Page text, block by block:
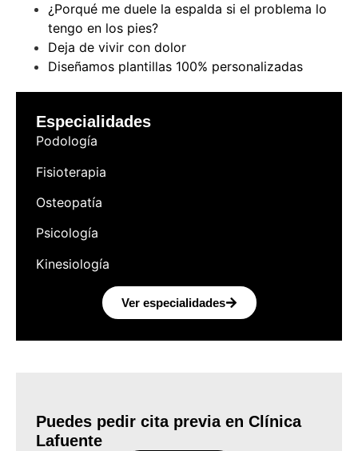
¿Porqué me duele la espalda si el problema lo
tengo en los pies?
Deja de vivir con dolor
Diseñamos plantillas 100% personalizadas
Especialidades
Podología
Fisioterapia
Osteopatía
Psicología
Kinesiología
Ver especialidades
Puedes pedir cita previa en Clínica
Lafuente